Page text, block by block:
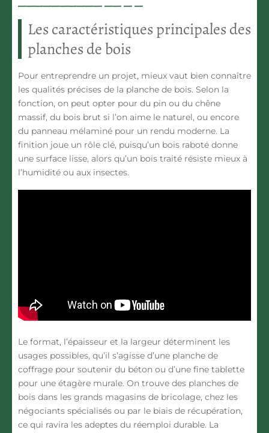
Les caractéristiques principales des
planches de bois
Pour entreprendre un projet, mieux vaut bien connaître
les qualités précises de la planche de bois. Selon la
fonction, on peut opter pour du pin ou du chêne
massif, du bois brut si l’on aime le naturel, ou encore
du panneau mélaminé pour un rendu moderne. La
finition joue un rôle clé, puisqu’un bois raboté donne
une surface lisse, alors qu’un bois traité résiste mieux à
l’humidité ou aux insectes.
Le format, l’épaisseur et la largeur déterminent les
usages possibles, qu’il s’agisse d’une planche de
coffrage pour soutenir du béton ou d’une fine tablette
pour une étagère murale. On trouve des planches de
bois dans les grands magasins de bricolage, chez les
négociants spécialisés ou par le biais de récupération,
ce qui ravira les adeptes du réemploi durable. La